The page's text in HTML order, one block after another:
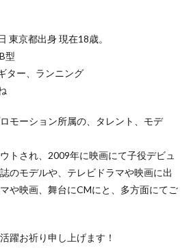
東京都出身 現在18歳。
型
ター、ランニング
モーション所属の、タレント、モデ
トされ、2009年に映画にて子役デビュ
のモデルや、テレビドラマや映画に出
や映画、舞台にCMにと、多方面にてご
躍お祈り申し上げます！